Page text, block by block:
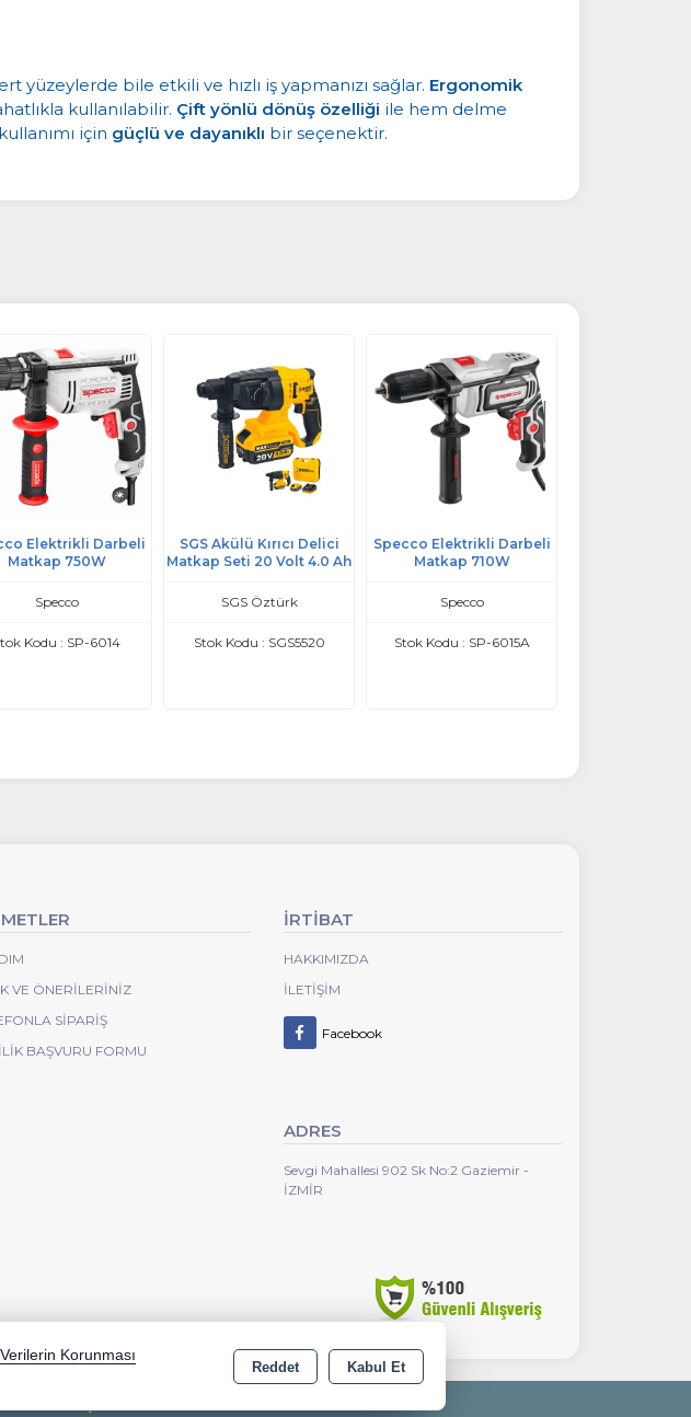
yüzeylerde bile etkili ve hızlı iş yapmanızı sağlar. Ergonomik
kullanılabilir. Çift yönlü dönüş özelliği ile hem delme
için güçlü ve dayanıklı bir seçenektir.
Elektrikli Darbeli
Matkap 750W
Specco
Kodu : SP-6014
SGS Akülü Kırıcı Delici
Matkap Seti 20 Volt 4.0 Ah
SGS Öztürk
Stok Kodu : SGS5520
Specco Elektrikli Darbeli
Matkap 710W
Specco
Stok Kodu : SP-6015A
VE ÖNERILERINIZ
SIPARIŞ
BAŞVURU FORMU
İRTİBAT
HAKKIMIZDA
İLETIŞIM
Facebook
ADRES
Sevgi Mahallesi 902 Sk No:2 Gaziemir -
İZMİR
Korunması
Reddet Kabul Et